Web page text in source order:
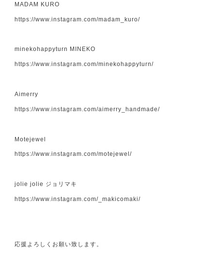
MADAM KURO
https://www.instagram.com/madam_kuro/
minekohappyturn MINEKO
https://www.instagram.com/minekohappyturn/
Aimerry
https://www.instagram.com/aimerry_handmade/
Motejewel
https://www.instagram.com/motejewel/
jolie jolie ジョリマキ
https://www.instagram.com/_makicomaki/
応援よろしくお願い致します。